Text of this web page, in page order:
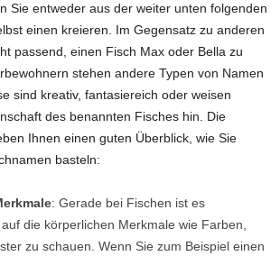
Sie entweder aus der weiter unten folgenden
einen kreieren. Im Gegensatz zu anderen
passend, einen Fisch Max oder Bella zu
stehen andere Typen von Namen
sind kreativ, fantasiereich oder weisen
des benannten Fisches hin. Die
Ihnen einen guten Überblick, wie Sie
basteln:
: Gerade bei Fischen ist es
die körperlichen Merkmale wie Farben,
zu schauen. Wenn Sie zum Beispiel einen